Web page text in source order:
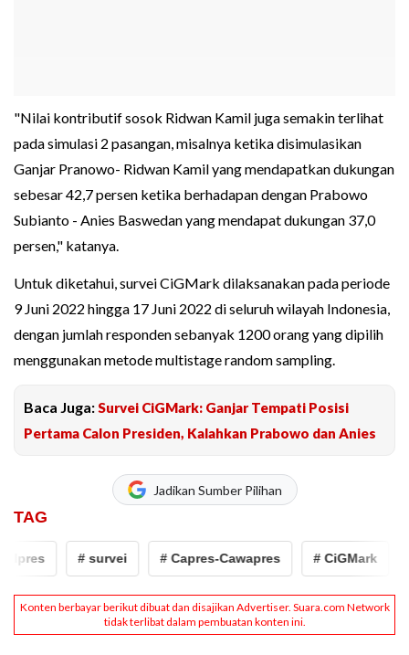
"Nilai kontributif sosok Ridwan Kamil juga semakin terlihat
pada simulasi 2 pasangan, misalnya ketika disimulasikan
Ganjar Pranowo- Ridwan Kamil yang mendapatkan dukungan
sebesar 42,7 persen ketika berhadapan dengan Prabowo
Subianto - Anies Baswedan yang mendapat dukungan 37,0
persen," katanya.
Untuk diketahui, survei CiGMark dilaksanakan pada periode
9 Juni 2022 hingga 17 Juni 2022 di seluruh wilayah Indonesia,
dengan jumlah responden sebanyak 1200 orang yang dipilih
menggunakan metode multistage random sampling.
Baca Juga:Survei CiGMark: Ganjar Tempati Posisi
Pertama Calon Presiden, Kalahkan Prabowo dan Anies
Jadikan Sumber Pilihan
TAG
# survei # Capres-Cawapres # CiGMark